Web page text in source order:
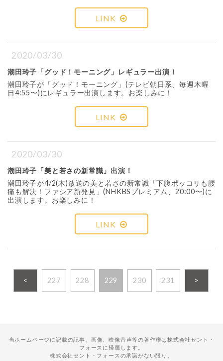
LINK
2020/03/30
潮田玲子「グッド！モーニング」レギュラー出演！
潮田玲子が「グッド！モーニング」(テレビ朝日系、毎週木曜
日4:55〜)にレギュラー出演します。お楽しみに！
LINK
2020/03/30
潮田玲子「美と若さの新常識」出演！
潮田玲子が4/2(木)放送の美と若さの新常識「下腹ポッコリも腰
痛も解決！ファシア新発見」(NHKBSプレミアム、20:00〜)に
出演します。お楽しみに！
LINK
< 227 228 229 230 231 >
当ホームページに記載の記事、画像、映像音声等の著作権は株式会社セント・
フォースに帰属します。
株式会社セント・フォースの承諾がない限り、